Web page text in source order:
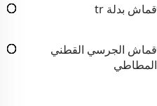
قماش بدلة tr
قماش الجرسي القطني
المطاطي